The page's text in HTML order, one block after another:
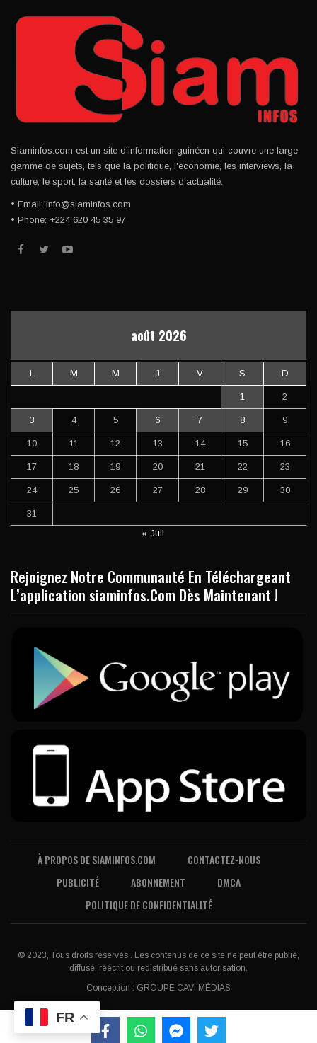
Siaminfos.com est un site d'information guinéen qui couvre une large
gamme de sujets, tels que la politique, l'économie, les interviews, la
culture, le sport, la santé et les dossiers d'actualité.
• Email: info@siaminfos.com
• Phone: +224 620 45 35 97
août 2026
L M M J V S D
1 2
3 4 5 6 7 8 9
10 11 12 13 14 15 16
17 18 19 20 21 22 23
24 25 26 27 28 29 30
31
« Juil
Rejoignez Notre Communauté En Téléchargeant
L’application siaminfos.Com Dès Maintenant !
À PROPOS DE SIAMINFOS.COM
CONTACTEZ-NOUS
PUBLICITÉ
ABONNEMENT
DMCA
POLITIQUE DE CONFIDENTIALITÉ
© 2023, Tous droits réservés . Les contenus de ce site ne peut être publié,
diffusé, réécrit ou redistribué sans autorisation.
Conception : GROUPE CAVI MÉDIAS
FR